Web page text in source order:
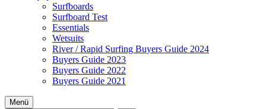
Surfboards
Surfboard Test
Essentials
Wetsuits
River / Rapid Surfing Buyers Guide 2024
Buyers Guide 2023
Buyers Guide 2022
Buyers Guide 2021
Menü